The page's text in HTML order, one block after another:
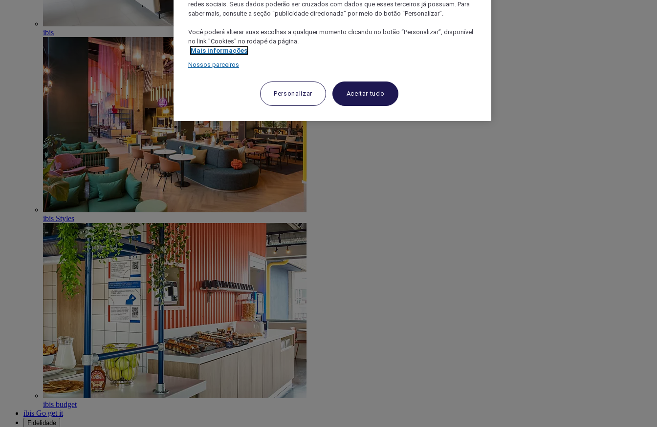
ibis
ibis Styles
ibis budget
ibis Go get it
Fidelidade
redes sociais. Seus dados poderão ser cruzados com dados que esses terceiros já possuam. Para
saber mais, consulte a seção “publicidade direcionada” por meio do botão “Personalizar”.
Você poderá alterar suas escolhas a qualquer momento clicando no botão “Personalizar”, disponível
no link "Cookies" no rodapé da página.
Mais informações
Nossos parceiros
Personalizar Aceitar tudo